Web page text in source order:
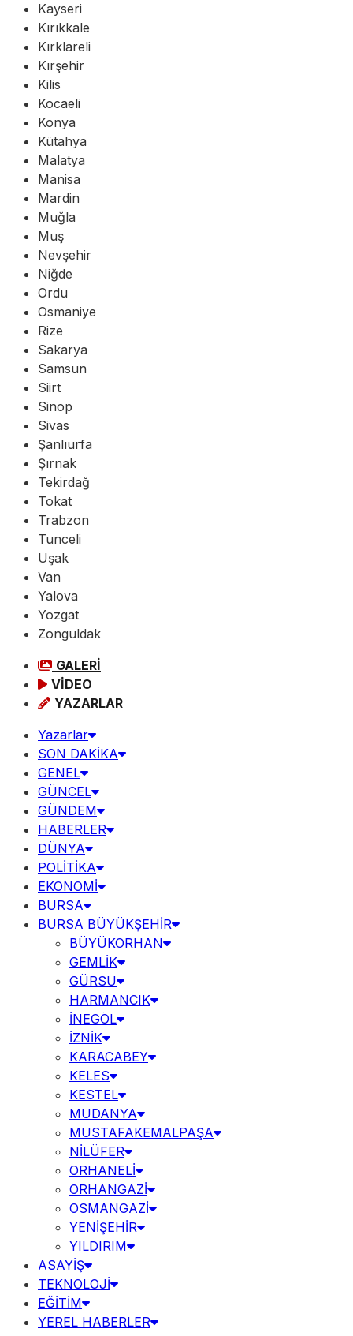
Kayseri
Kırıkkale
Kırklareli
Kırşehir
Kilis
Kocaeli
Konya
Kütahya
Malatya
Manisa
Mardin
Muğla
Muş
Nevşehir
Niğde
Ordu
Osmaniye
Rize
Sakarya
Samsun
Siirt
Sinop
Sivas
Şanlıurfa
Şırnak
Tekirdağ
Tokat
Trabzon
Tunceli
Uşak
Van
Yalova
Yozgat
Zonguldak
GALERİ
VİDEO
YAZARLAR
Yazarlar
SON DAKİKA
GENEL
GÜNCEL
GÜNDEM
HABERLER
DÜNYA
POLİTİKA
EKONOMİ
BURSA
BURSA BÜYÜKŞEHİR
BÜYÜKORHAN
GEMLİK
GÜRSU
HARMANCIK
İNEGÖL
İZNİK
KARACABEY
KELES
KESTEL
MUDANYA
MUSTAFAKEMALPAŞA
NİLÜFER
ORHANELİ
ORHANGAZİ
OSMANGAZİ
YENİŞEHİR
YILDIRIM
ASAYİŞ
TEKNOLOJİ
EĞİTİM
YEREL HABERLER